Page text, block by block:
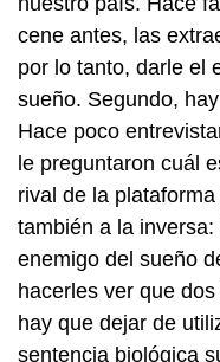
cene antes, las
por lo tanto, darle el
sueño. Segundo,
Hace poco
le preguntaron cuál
rival de la
también a la
enemigo del sueño
hacerles ver que
hay que dejar de
sentencia biológica